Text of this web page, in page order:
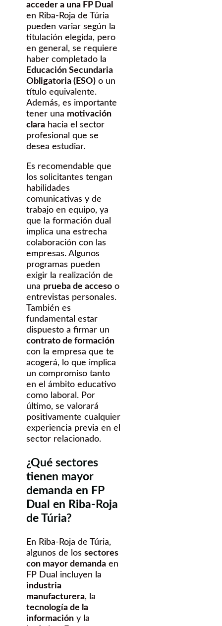
acceder a una FP Dual
en Riba-Roja de Túria
pueden variar según la
titulación elegida, pero
en general, se requiere
haber completado la
Educación Secundaria
Obligatoria (ESO) o un
título equivalente.
Además, es importante
tener una motivación
clara hacia el sector
profesional que se
desea estudiar.
Es recomendable que
los solicitantes tengan
habilidades
comunicativas y de
trabajo en equipo, ya
que la formación dual
implica una estrecha
colaboración con las
empresas. Algunos
programas pueden
exigir la realización de
una prueba de acceso o
entrevistas personales.
También es
fundamental estar
dispuesto a firmar un
contrato de formación
con la empresa que te
acogerá, lo que implica
un compromiso tanto
en el ámbito educativo
como laboral. Por
último, se valorará
positivamente cualquier
experiencia previa en el
sector relacionado.
¿Qué sectores
tienen mayor
demanda en FP
Dual en Riba-Roja
de Túria?
En Riba-Roja de Túria,
algunos de los sectores
con mayor demanda en
FP Dual incluyen la
industria
manufacturera, la
tecnología de la
información y la